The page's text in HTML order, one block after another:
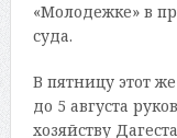
«Молодежке» в
суда.
В пятницу этот
до 5 августа
хозяйству